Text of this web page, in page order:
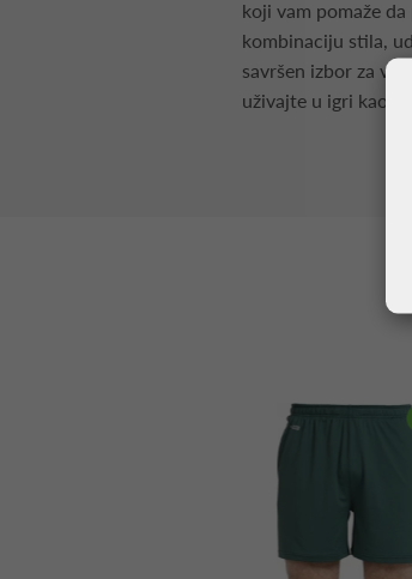
koji vam pomaže
kombinaciju stila,
savršen izbor za
uživajte u igri kao